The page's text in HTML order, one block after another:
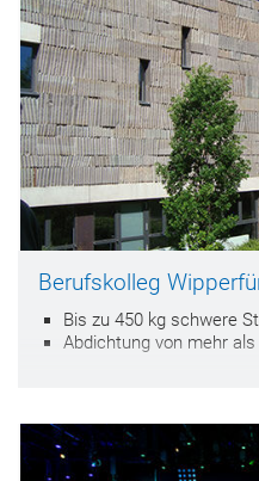
Berufskolleg
Bis zu 450 kg schwere
Abdichtung von mehr